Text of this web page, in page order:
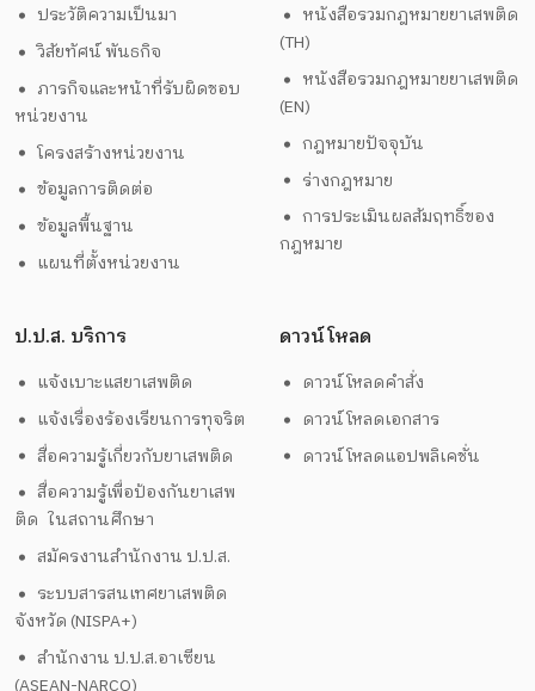
ประวัติความเป็นมา
วิสัยทัศน์ พันธกิจ
ภารกิจและหน้าที่รับผิดชอบ
หน่วยงาน
โครงสร้างหน่วยงาน
ข้อมูลการติดต่อ
ข้อมูลพื้นฐาน
แผนที่ตั้งหน่วยงาน
หนังสือรวมกฎหมายยาเสพติด
(TH)
หนังสือรวมกฎหมายยาเสพติด
(EN)
กฎหมายปัจจุบัน
ร่างกฎหมาย
การประเมินผลสัมฤทธิ์ของ
กฎหมาย
ป.ป.ส. บริการ
แจ้งเบาะแสยาเสพติด
แจ้งเรื่องร้องเรียนการทุจริต
สื่อความรู้เกี่ยวกับยาเสพติด
สื่อความรู้เพื่อป้องกันยาเสพ
ติด ในสถานศึกษา
สมัครงานสำนักงาน ป.ป.ส.
ระบบสารสนเทศยาเสพติด
จังหวัด (NISPA+)
สำนักงาน ป.ป.ส.อาเซียน
(ASEAN-NARCO)
ดาวน์โหลด
ดาวน์โหลดคำสั่ง
ดาวน์โหลดเอกสาร
ดาวน์โหลดแอปพลิเคชั่น